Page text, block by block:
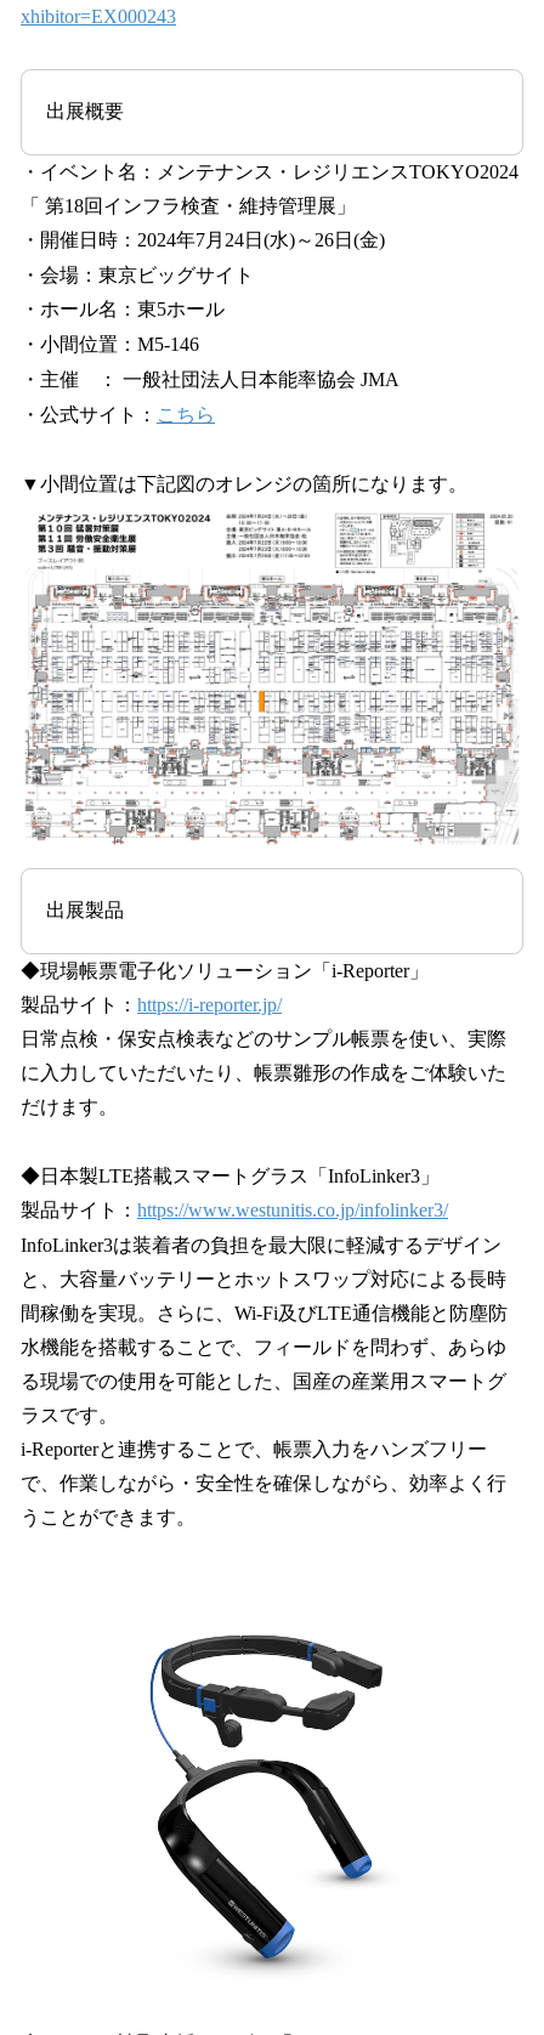
xhibitor=EX000243
出展概要
・イベント名：メンテナンス・レジリエンスTOKYO2024
「 第18回インフラ検査・維持管理展」
・開催日時：2024年7月24日(水)～26日(金)
・会場：東京ビッグサイト
・ホール名：東5ホール
・小間位置：M5-146
・主催 ： 一般社団法人日本能率協会 JMA
・公式サイト： こちら
▼小間位置は下記図のオレンジの箇所になります。
出展製品
◆現場帳票電子化ソリューション「i-Reporter」
製品サイト： https://i-reporter.jp/
日常点検・保安点検表などのサンプル帳票を使い、実際
に入力していただいたり、帳票雛形の作成をご体験いた
だけます。
◆日本製LTE搭載スマートグラス「InfoLinker3」
製品サイト： https://www.westunitis.co.jp/infolinker3/
InfoLinker3は装着者の負担を最大限に軽減するデザイン
と、大容量バッテリーとホットスワップ対応による長時
間稼働を実現。さらに、Wi-Fi及びLTE通信機能と防塵防
水機能を搭載することで、フィールドを問わず、あらゆ
る現場での使用を可能とした、国産の産業用スマートグ
ラスです。
i-Reporterと連携することで、帳票入力をハンズフリー
で、作業しながら・安全性を確保しながら、効率よく行
うことができます。